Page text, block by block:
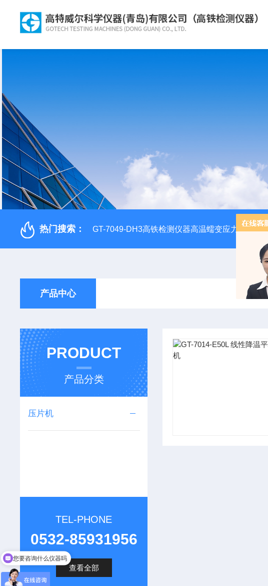
热门搜索： GT-7049-DH3高铁检测仪器高温蠕变应力松弛试
产品中心
PRODUCT
产品分类
压片机
TEL-PHONE
0532-85931956
查看全部
您要咨询什么仪器吗